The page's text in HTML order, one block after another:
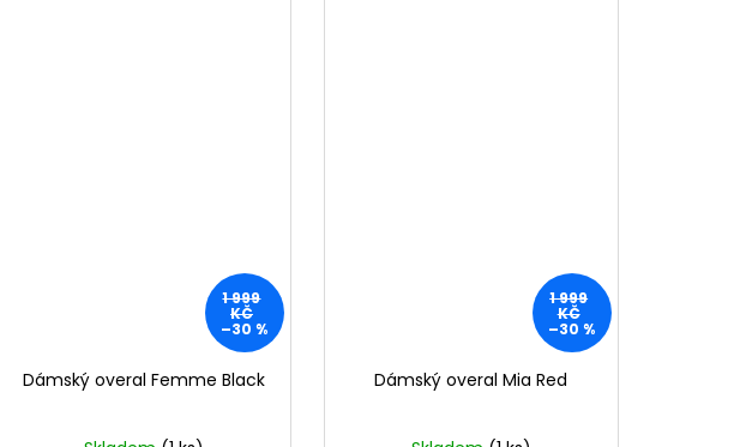
1 999
KČ
–30 %
Dámský overal Femme Black
1 999
KČ
–30 %
Dámský overal Mia Red